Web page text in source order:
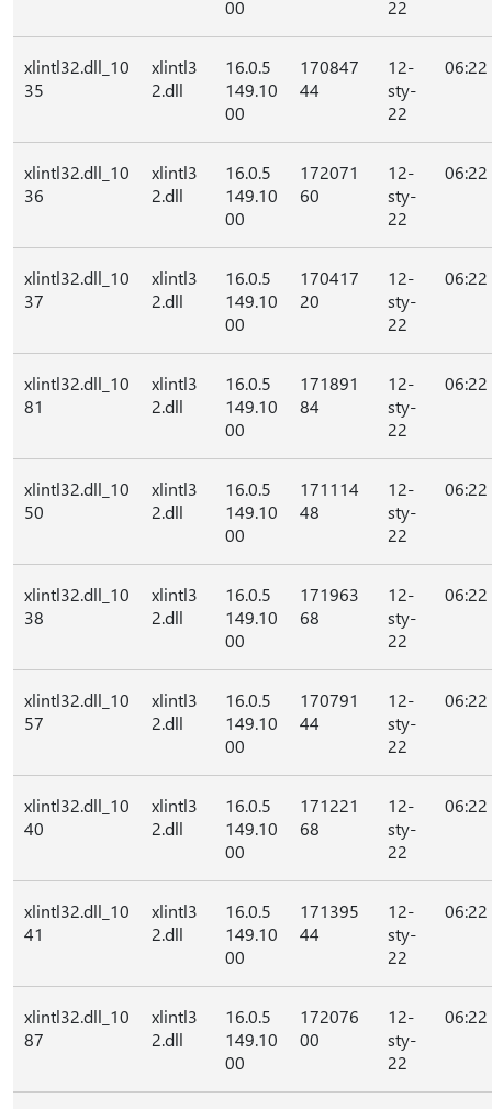
00 22
xlintl32.dll_10
35
xlintl3
2.dll
16.0.5
149.10
00
170847
44
12-
sty-
22
06:22
xlintl32.dll_10
36
xlintl3
2.dll
16.0.5
149.10
00
172071
60
12-
sty-
22
06:22
xlintl32.dll_10
37
xlintl3
2.dll
16.0.5
149.10
00
170417
20
12-
sty-
22
06:22
xlintl32.dll_10
81
xlintl3
2.dll
16.0.5
149.10
00
171891
84
12-
sty-
22
06:22
xlintl32.dll_10
50
xlintl3
2.dll
16.0.5
149.10
00
171114
48
12-
sty-
22
06:22
xlintl32.dll_10
38
xlintl3
2.dll
16.0.5
149.10
00
171963
68
12-
sty-
22
06:22
xlintl32.dll_10
57
xlintl3
2.dll
16.0.5
149.10
00
170791
44
12-
sty-
22
06:22
xlintl32.dll_10
40
xlintl3
2.dll
16.0.5
149.10
00
171221
68
12-
sty-
22
06:22
xlintl32.dll_10
41
xlintl3
2.dll
16.0.5
149.10
00
171395
44
12-
sty-
22
06:22
xlintl32.dll_10
87
xlintl3
2.dll
16.0.5
149.10
00
172076
00
12-
sty-
22
06:22